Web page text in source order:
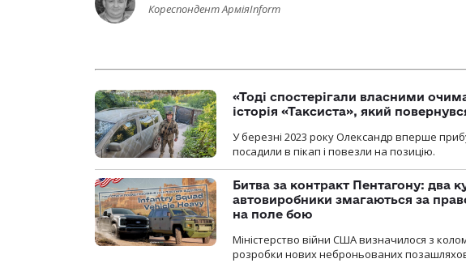
Кореспондент АрміяInform
«Тоді спостерігали власними
історія «Таксиста», який
У березні 2023 року Олександр вперше
посадили в пікап і повезли на позицію.
Битва за контракт Пентагону: два
автовиробники змагаються за
на поле бою
Міністерство війни США визначилося з
розробки нових неброньованих